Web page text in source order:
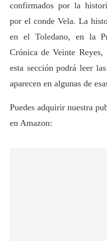
confirmados por la
por el conde Vela. La
en el Toledano, en la
Crónica de Veinte
esta sección podrá leer
aparecen en algunas de
Puedes adquirir nuestra
en Amazon: